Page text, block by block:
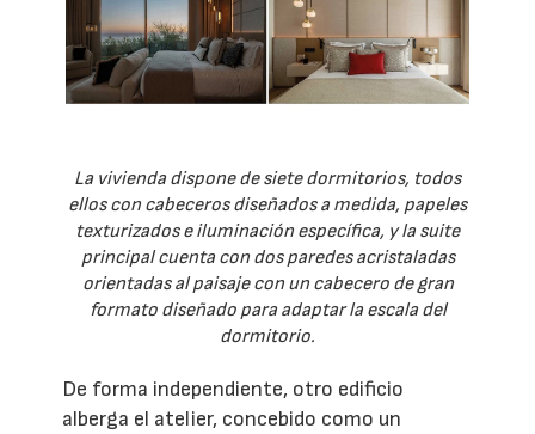
La vivienda dispone de siete dormitorios, todos
ellos con cabeceros diseñados a medida, papeles
texturizados e iluminación específica, y la suite
principal cuenta con dos paredes acristaladas
orientadas al paisaje con un cabecero de gran
formato diseñado para adaptar la escala del
dormitorio.
De forma independiente, otro edificio
alberga el atelier, concebido como un